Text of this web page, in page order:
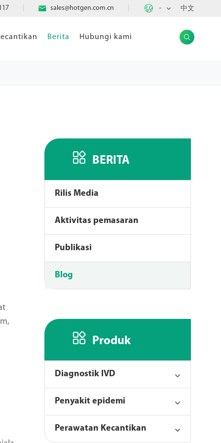
 sales@hotgen.com.cn  ID 中文
Berita Hubungi kami 
 BERITA
Rilis Media
Aktivitas pemasaran
Publikasi
Blog
 Produk
Diagnostik IVD
Penyakit epidemi
Perawatan Kecantikan